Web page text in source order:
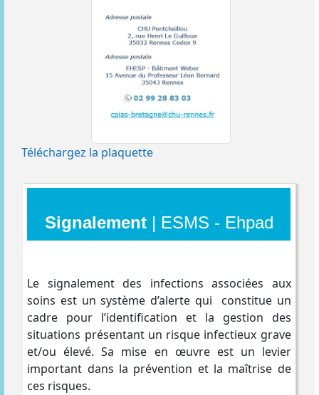
Téléchargez la plaquette
Signalement| ESMS - Ehpad
Le signalement des infections associées aux
soins est un système d’alerte qui constitue un
cadre pour l’identification et la gestion des
situations présentant un risque infectieux grave
et/ou élevé. Sa mise en œuvre est un levier
important dans la prévention et la maîtrise de
ces risques.